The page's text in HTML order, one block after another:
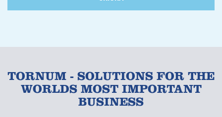
TORNUM - SOLUTIONS FOR THE
WORLDS MOST IMPORTANT
BUSINESS